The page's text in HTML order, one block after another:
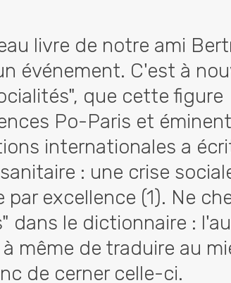
livre de notre ami
événement. C'est à
que cette figure
Po-Paris et éminent
internationales a
: une crise
excellence (1). Ne
dans le dictionnaire :
même de traduire au
de cerner celle-ci.